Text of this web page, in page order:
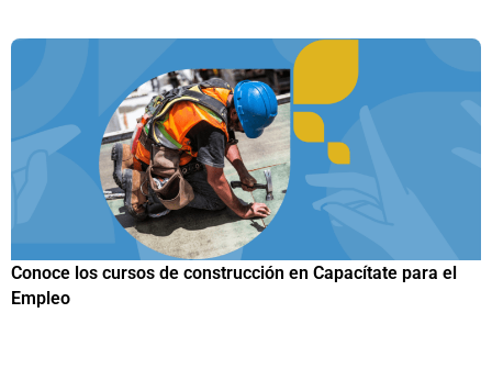
Papuchis y el Sueño Michoacano como alternativa
productiva